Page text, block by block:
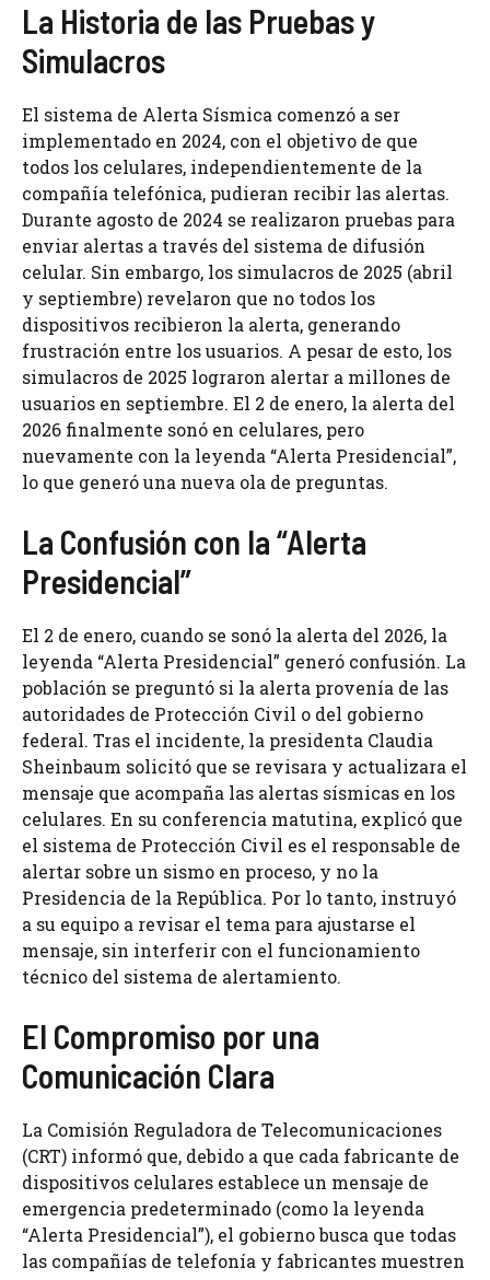
La Historia de las Pruebas y
Simulacros
El sistema de Alerta Sísmica comenzó a ser
implementado en 2024, con el objetivo de que
todos los celulares, independientemente de la
compañía telefónica, pudieran recibir las alertas.
Durante agosto de 2024 se realizaron pruebas para
enviar alertas a través del sistema de difusión
celular. Sin embargo, los simulacros de 2025 (abril
y septiembre) revelaron que no todos los
dispositivos recibieron la alerta, generando
frustración entre los usuarios. A pesar de esto, los
simulacros de 2025 lograron alertar a millones de
usuarios en septiembre. El 2 de enero, la alerta del
2026 finalmente sonó en celulares, pero
nuevamente con la leyenda “Alerta Presidencial”,
lo que generó una nueva ola de preguntas.
La Confusión con la “Alerta
Presidencial”
El 2 de enero, cuando se sonó la alerta del 2026, la
leyenda “Alerta Presidencial” generó confusión. La
población se preguntó si la alerta provenía de las
autoridades de Protección Civil o del gobierno
federal. Tras el incidente, la presidenta Claudia
Sheinbaum solicitó que se revisara y actualizara el
mensaje que acompaña las alertas sísmicas en los
celulares. En su conferencia matutina, explicó que
el sistema de Protección Civil es el responsable de
alertar sobre un sismo en proceso, y no la
Presidencia de la República. Por lo tanto, instruyó
a su equipo a revisar el tema para ajustarse el
mensaje, sin interferir con el funcionamiento
técnico del sistema de alertamiento.
El Compromiso por una
Comunicación Clara
La Comisión Reguladora de Telecomunicaciones
(CRT) informó que, debido a que cada fabricante de
dispositivos celulares establece un mensaje de
emergencia predeterminado (como la leyenda
“Alerta Presidencial”), el gobierno busca que todas
las compañías de telefonía y fabricantes muestren